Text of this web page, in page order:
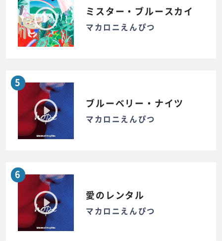
ミスター・ブルースカイ
マカロニえんぴつ
5
ブルーベリー・ナイツ
マカロニえんぴつ
6
愛のレンタル
マカロニえんぴつ